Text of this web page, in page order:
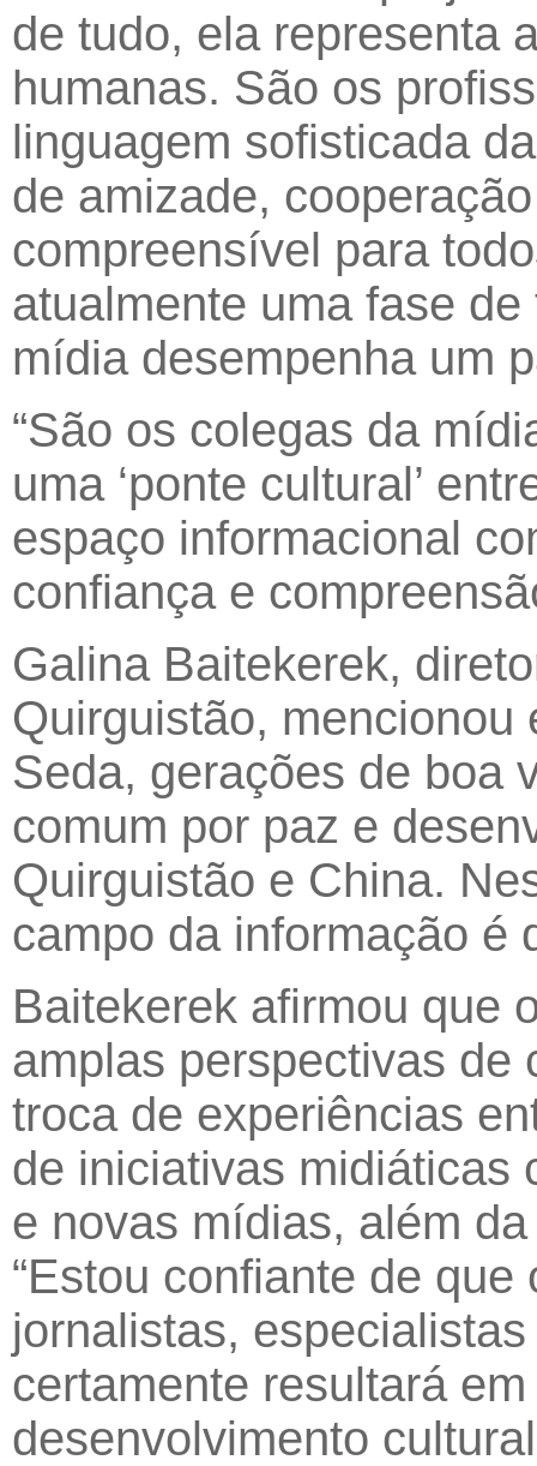
de tudo, ela representa
humanas. São os
linguagem sofisticada
de amizade,
compreensível para
atualmente uma fase
mídia desempenha um
“São os colegas da
uma ‘ponte cultural’
espaço informacional
confiança e
Galina Baitekerek,
Quirguistão,
Seda, gerações de boa
comum por paz e
Quirguistão e China.
campo da informação é
Baitekerek afirmou que
amplas perspectivas de
troca de experiências
de iniciativas midiáticas
e novas mídias, além
“Estou confiante de
jornalistas,
certamente resultará
desenvolvimento